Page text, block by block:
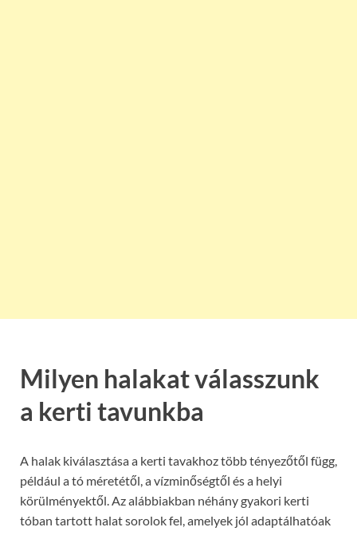
Milyen halakat válasszunk
a kerti tavunkba
A halak kiválasztása a kerti tavakhoz több tényezőtől függ,
például a tó méretétől, a vízminőségtől és a helyi
körülményektől. Az alábbiakban néhány gyakori kerti
tóban tartott halat sorolok fel, amelyek jól adaptálhatóak